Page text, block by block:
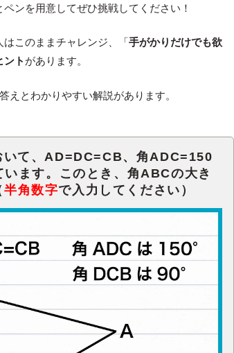
ンを用意してぜひ挑戦してください！
はこのままチャレンジ、「手がかりだけでも欲
ント があります。
えとわかりやすい解説があります。
て、AD=DC=CB、角ADC=150
ます。このとき、角ABCの大き
半角数字で入力してください）